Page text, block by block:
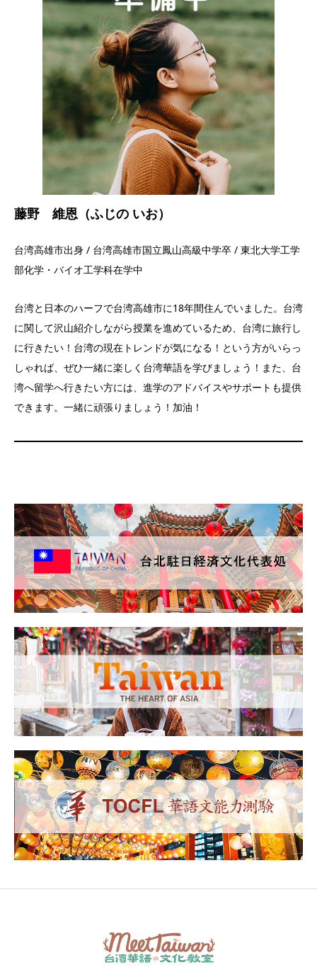
藤野 維恩（ふじの いお）
台湾高雄市出身 / 台湾高雄市国立鳳山高級中学卒 / 東北大学工学
部化学・バイオ工学科在学中
台湾と日本のハーフで台湾高雄市に18年間住んでいました。台湾
に関して沢山紹介しながら授業を進めているため、台湾に旅行し
に行きたい！台湾の現在トレンドが気になる！という方がいらっ
しゃれば、ぜひ一緒に楽しく台湾華語を学びましょう！また、台
湾へ留学へ行きたい方には、進学のアドバイスやサポートも提供
できます。一緒に頑張りましょう！加油！